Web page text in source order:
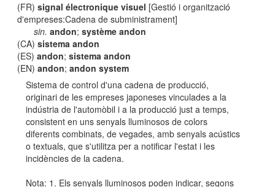
(FR)signal électronique visuel [Gestió i organització
d'empreses:Cadena de subministrament]
sin. andon; système andon
(CA)sistema andon
(ES)andon;sistema andon
(EN)andon;andon system
Sistema de control d'una cadena de producció,
originari de les empreses japoneses vinculades a la
indústria de l'automòbil i a la producció just a temps,
consistent en uns senyals lluminosos de colors
diferents combinats, de vegades, amb senyals acústics
o textuals, que s'utilitza per a notificar l'estat i les
incidències de la cadena.
Nota: 1. Els senyals lluminosos poden indicar, segons